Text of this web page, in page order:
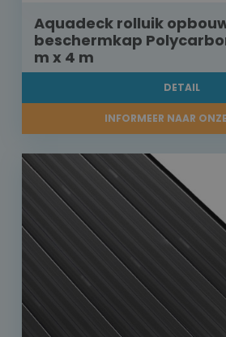
Aquadeck rolluik
beschermkap
m x 4 m
DETAIL
INFORMEER NAAR